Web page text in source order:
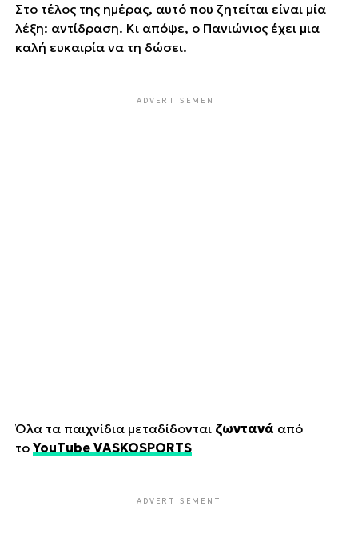
Στο τέλος της ημέρας, αυτό που ζητείται είναι μία
λέξη: αντίδραση. Κι απόψε, ο Πανιώνιος έχει μια
καλή ευκαιρία να τη δώσει.
ADVERTISEMENT
Όλα τα παιχνίδια μεταδίδονται ζωντανά από
το YouTube VASKOSPORTS
ADVERTISEMENT